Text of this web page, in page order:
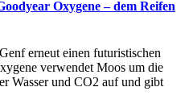
Oxygene – dem Reifen
erneut einen futuristischen
verwendet Moos um die
Wasser und CO2 auf und gibt